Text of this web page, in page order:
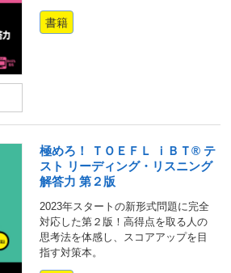
書籍
極めろ！ ＴＯＥＦＬ ｉＢＴ® テ
スト リーディング・リスニング
解答力 第２版
2023年スタートの新形式問題に完全
対応した第２版！高得点を取る人の
思考法を体感し、スコアアップを目
指す対策本。